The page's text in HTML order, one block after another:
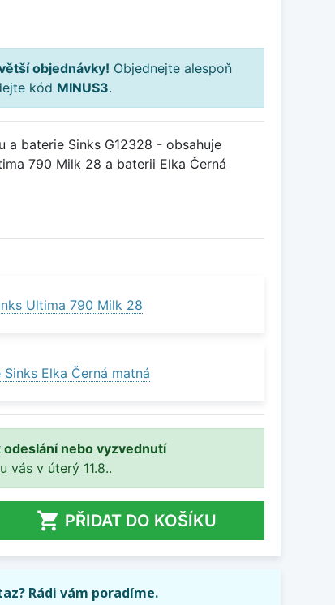
objednávky! Objednejte alespoň
kód MINUS3.
a baterie Sinks G12328 - obsahuje
790 Milk 28 a baterii Elka Černá
Ultima 790 Milk 28
Elka Černá matná
odeslání nebo vyzvednutí
vás v úterý 11.8..
 PŘIDAT DO KOŠÍKU
Rádi vám poradíme.